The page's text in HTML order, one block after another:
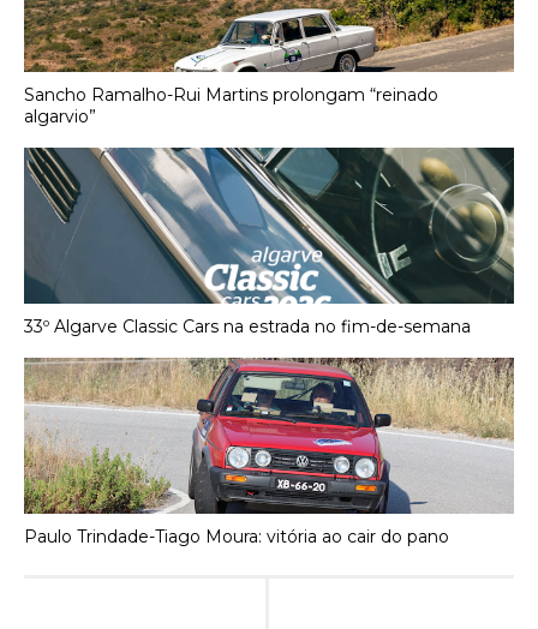
Sancho Ramalho-Rui Martins prolongam “reinado
algarvio”
33º Algarve Classic Cars na estrada no fim-de-semana
Paulo Trindade-Tiago Moura: vitória ao cair do pano